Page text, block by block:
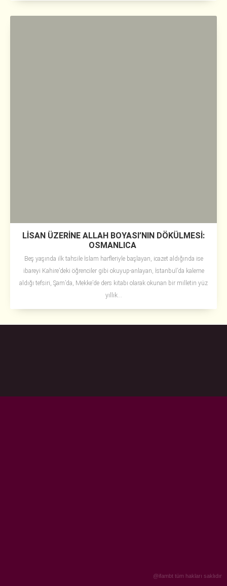
LİSAN ÜZERİNE ALLAH BOYASI’NIN DÖKÜLMESİ:
OSMANLICA
Beş yaşında ilk tahsile İslam harfleriyle başlayan, icazet aldığında ise
ibareyi Kahire’deki öğrenciler gibi okuyup-anlayan, İstanbul’da kaleme
aldığı tefsiri, Şam’da, Mekke’de ders kitabı olarak okunan bir milletin yüz
yıllık...
@ifambt tüm hakları saklıdır